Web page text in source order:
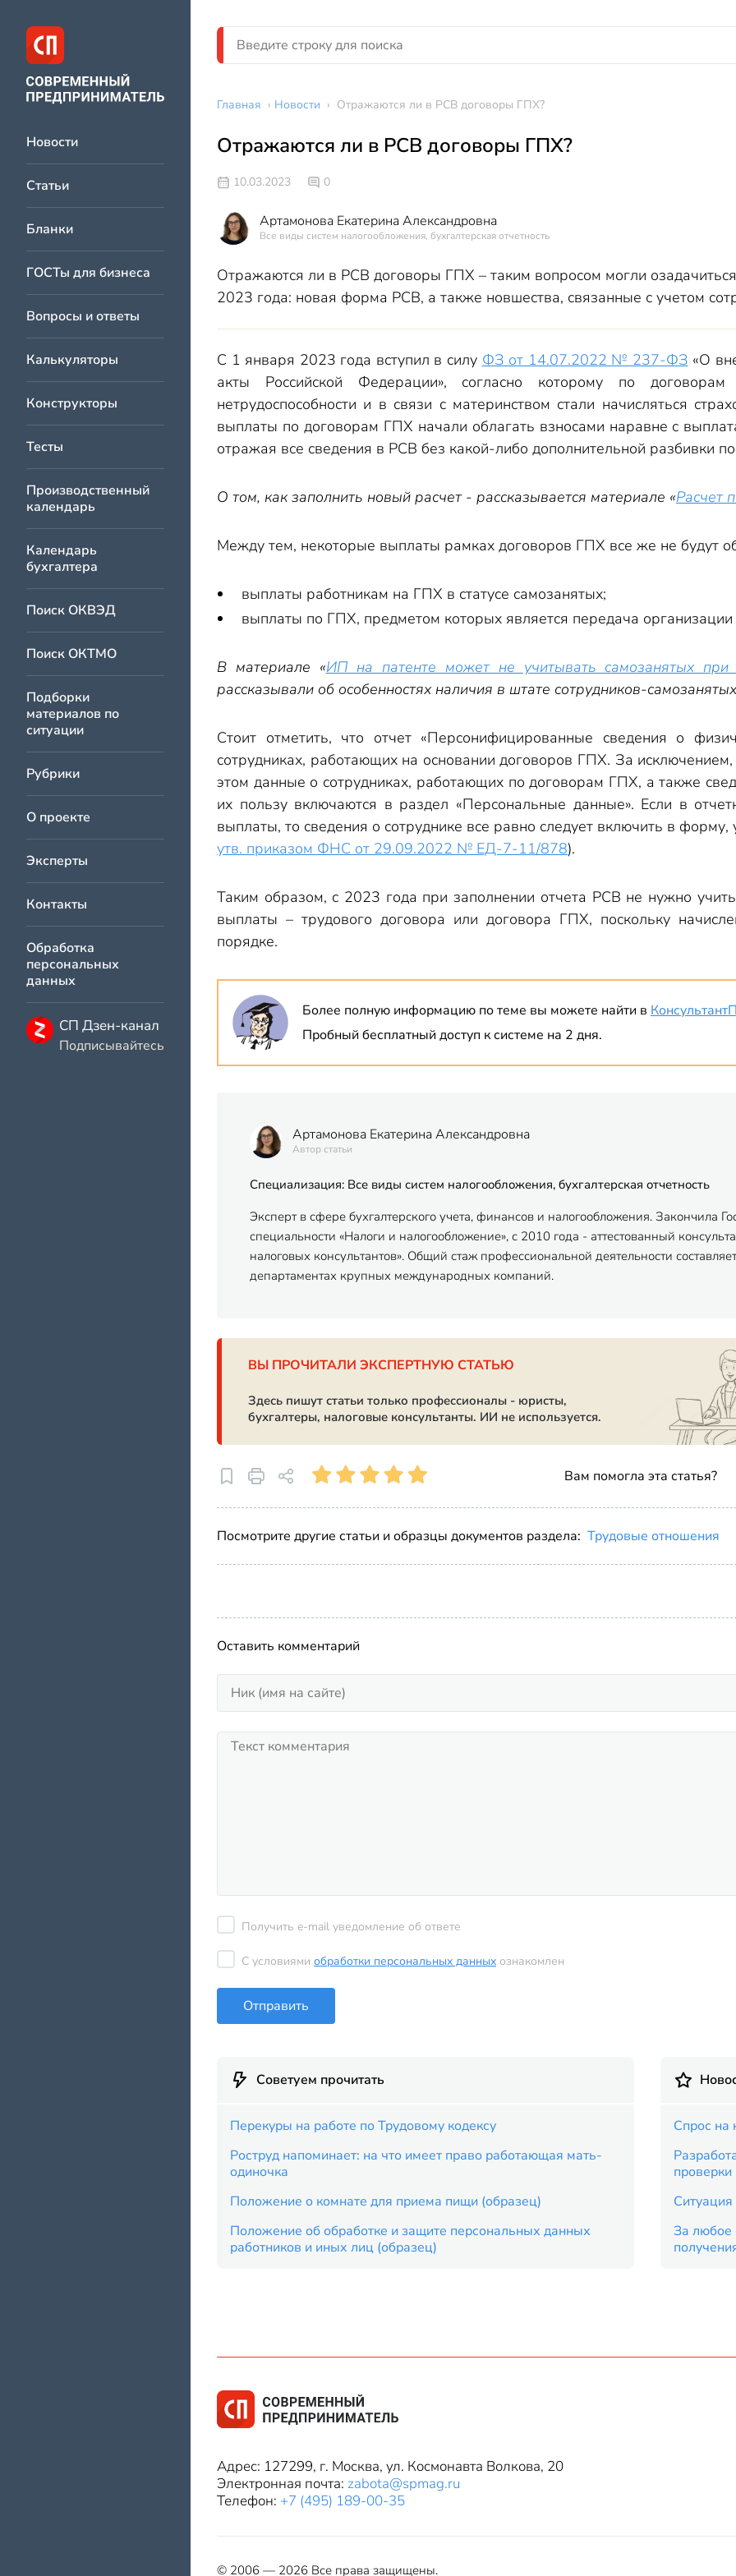
Новости
Статьи
Бланки
ГОСТы для бизнеса
Вопросы и ответы
Калькуляторы
Конструкторы
Тесты
Производственный
календарь
Календарь
бухгалтера
Поиск ОКВЭД
Поиск ОКТМО
Подборки
материалов по
ситуации
Рубрики
О проекте
Эксперты
Контакты
Обработка
персональных
данных
СП Дзен-канал
Подписывайтесь
Главная › Новости › Отражаются ли в РСВ договоры ГПХ?
Отражаются ли в РСВ договоры ГПХ?
10.03.2023 0
Артамонова Екатерина Александровна
Все виды систем налогообложения, бухгалтерская отчетность
Отражаются ли в РСВ договоры ГПХ – таким вопросом могли
2023 года: новая форма РСВ, а также новшества, связанные с учетом
С 1 января 2023 года вступил в силу ФЗ от 14.07.2022 № 237-ФЗ «О
акты Российской Федерации», согласно которому по
нетрудоспособности и в связи с материнством стали начисляться
выплаты по договорам ГПХ начали облагать взносами наравне с
отражая все сведения в РСВ без какой-либо дополнительной разбивки
О том, как заполнить новый расчет - рассказывается материале «Расчет
Между тем, некоторые выплаты рамках договоров ГПХ все же не будут
выплаты работникам на ГПХ в статусе самозанятых;
выплаты по ГПХ, предметом которых является передача
В материале «ИП на патенте может не учитывать самозанятых при
рассказывали об особенностях наличия в штате сотрудников-
Стоит отметить, что отчет «Персонифицированные сведения о
сотрудниках, работающих на основании договоров ГПХ. За
этом данные о сотрудниках, работающих по договорам ГПХ, а также
их пользу включаются в раздел «Персональные данные». Если в
выплаты, то сведения о сотруднике все равно следует включить в
утв. приказом ФНС от 29.09.2022 № ЕД-7-11/878).
Таким образом, с 2023 года при заполнении отчета РСВ не нужно
выплаты – трудового договора или договора ГПХ, поскольку
порядке.
Более полную информацию по теме вы можете найти в
Пробный бесплатный доступ к системе на 2 дня.
Артамонова Екатерина Александровна
Автор статьи
Специализация: Все виды систем налогообложения, бухгалтерская отчетность
Эксперт в сфере бухгалтерского учета, финансов и налогообложения. Закончила
специальности «Налоги и налогообложение», с 2010 года - аттестованный
налоговых консультантов». Общий стаж профессиональной деятельности
департаментах крупных международных компаний.
ВЫ ПРОЧИТАЛИ ЭКСПЕРТНУЮ СТАТЬЮ
Здесь пишут статьи только профессионалы - юристы,
бухгалтеры, налоговые консультанты. ИИ не используется.
Вам помогла эта статья?
Посмотрите другие статьи и образцы документов раздела: Трудовые отношения
Оставить комментарий
Получить e-mail уведомление об ответе
С условиями обработки персональных данных ознакомлен
Отправить
Советуем прочитать
Перекуры на работе по Трудовому кодексу
Роструд напоминает: на что имеет право работающая мать-
одиночка
Положение о комнате для приема пищи (образец)
Положение об обработке и защите персональных данных
работников и иных лиц (образец)
Спрос на
За любое
Адрес: 127299, г. Москва, ул. Космонавта Волкова, 20
Электронная почта: zabota@spmag.ru
Телефон: +7 (495) 189-00-35
© 2006 — 2026 Все права защищены.